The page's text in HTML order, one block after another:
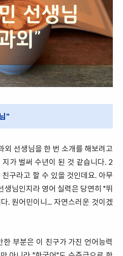
"
외 선생님을 한 번 소개를 해보려고
가 벌써 수년이 된 것 같습니다. 2
구라고 할 수 있을 것인데요. 아무
생님인지라 영어 실력은 당연히 "뛰
. 원어민이니... 자연스러운 것이겠
부분은 이 친구가 가진 언어능력